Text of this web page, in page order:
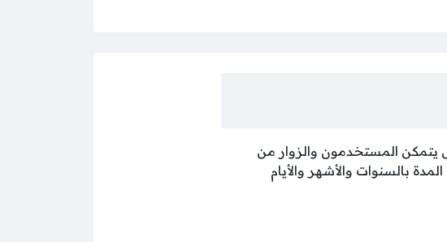
يتمكن المستخدمون والزوار من
بالسنوات والأشهر والأيام